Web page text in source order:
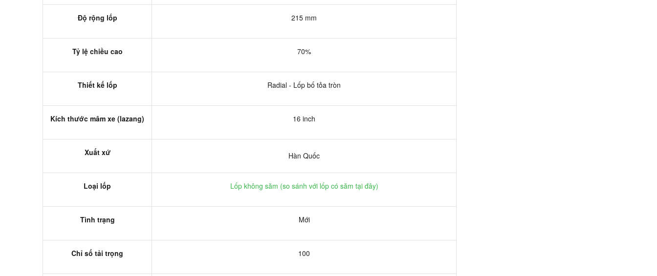
Độ rộng lốp 215 mm
Tỷ lệ chiều cao 70%
Thiết kế lốp Radial - Lốp bố tỏa tròn
Kích thước mâm xe (lazang) 16 inch
Xuất xứ Hàn Quốc
Loại lốp Lốp không săm (so sánh với lốp có săm tại đây)
Tình trạng Mới
Chỉ số tải trọng 100